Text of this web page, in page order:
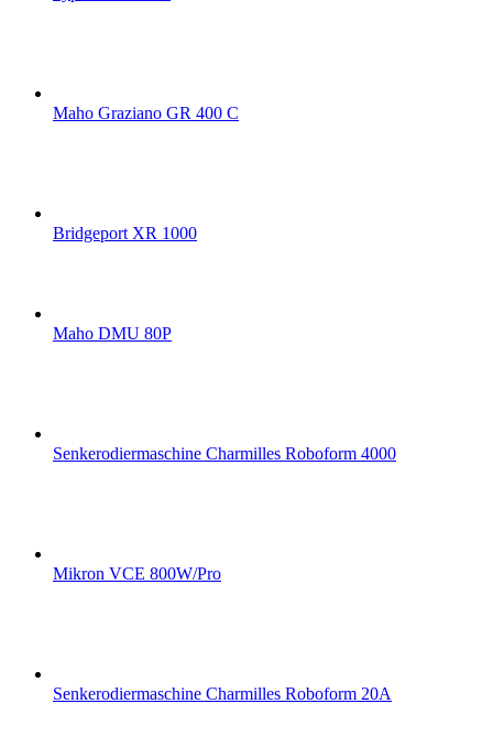
Maho Graziano GR 400 C
Bridgeport XR 1000
Maho DMU 80P
Senkerodiermaschine Charmilles Roboform 4000
Mikron VCE 800W/Pro
Senkerodiermaschine Charmilles Roboform 20A